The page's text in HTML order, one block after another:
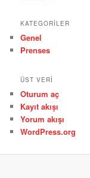
KATEGORILER
Genel
Prenses
ÜST VERI
Oturum aç
Kayıt akışı
Yorum akışı
WordPress.org